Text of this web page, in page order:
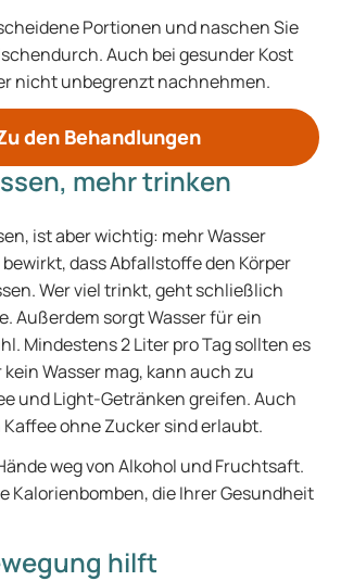
Portionen und naschen Sie
Auch bei gesunder Kost
nicht unbegrenzt nachnehmen.
den Behandlungen
mehr trinken
ist aber wichtig: mehr Wasser
dass Abfallstoffe den Körper
Wer viel trinkt, geht schließlich
Außerdem sorgt Wasser für ein
Mindestens 2 Liter pro Tag sollten es
Wasser mag, kann auch zu
und Light-Getränken greifen. Auch
Kaffee ohne Zucker sind erlaubt.
weg von Alkohol und Fruchtsaft.
Kalorienbomben, die Ihrer Gesundheit
hilft